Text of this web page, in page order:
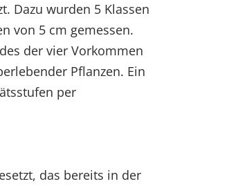
Dazu wurden 5 Klassen
von 5 cm gemessen.
der vier Vorkommen
Pflanzen. Ein
per
das bereits in der